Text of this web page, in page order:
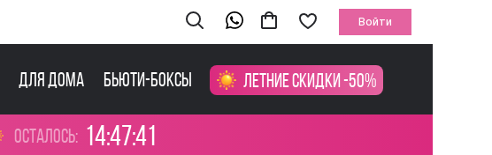
Войти
Для дома Бьюти-боксы Летние скидки -50%
осталось: 14:47:40